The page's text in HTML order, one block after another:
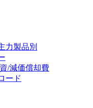
力製品別
/減価償却費
ード